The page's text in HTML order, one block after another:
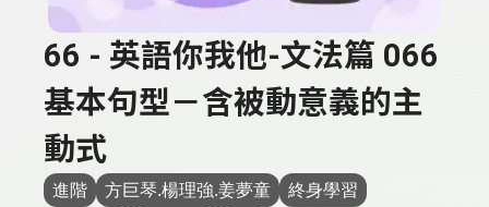
66 - 英語你我他-文法篇 066
基本句型－含被動意義的主
動式
進階 方巨琴.楊理強.姜夢童
終身學習